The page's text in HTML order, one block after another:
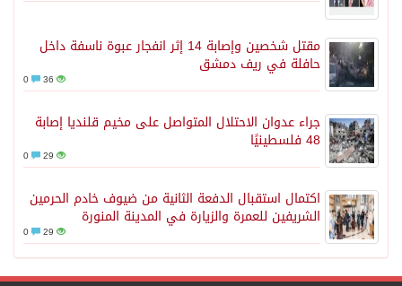
مقتل شخصين وإصابة 14 إثر انفجار عبوة ناسفة داخل
حافلة في ريف دمشق
36
جراء عدوان الاحتلال المتواصل على مخيم قلنديا إصابة
48 فلسطينيًا
29
اكتمال استقبال الدفعة الثانية من ضيوف خادم الحرمين
الشريفين للعمرة والزيارة في المدينة المنورة
29